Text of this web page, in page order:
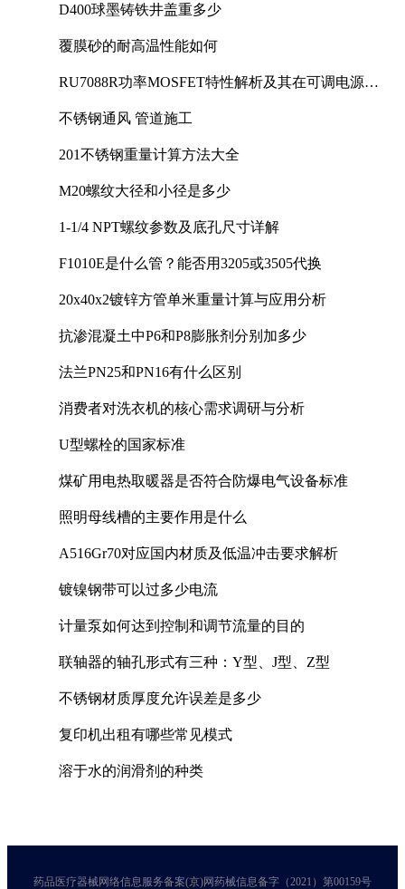
D400球墨铸铁井盖重多少
覆膜砂的耐高温性能如何
RU7088R功率MOSFET特性解析及其在可调电源设
不锈钢通风 管道施工
201不锈钢重量计算方法大全
M20螺纹大径和小径是多少
1-1/4 NPT螺纹参数及底孔尺寸详解
F1010E是什么管？能否用3205或3505代换
20x40x2镀锌方管单米重量计算与应用分析
抗渗混凝土中P6和P8膨胀剂分别加多少
法兰PN25和PN16有什么区别
消费者对洗衣机的核心需求调研与分析
U型螺栓的国家标准
煤矿用电热取暖器是否符合防爆电气设备标准
照明母线槽的主要作用是什么
A516Gr70对应国内材质及低温冲击要求解析
镀镍钢带可以过多少电流
计量泵如何达到控制和调节流量的目的
联轴器的轴孔形式有三种：Y型、J型、Z型
不锈钢材质厚度允许误差是多少
复印机出租有哪些常见模式
溶于水的润滑剂的种类
药品医疗器械网络信息服务备案(京)网药械信息备字（2021）第00159号